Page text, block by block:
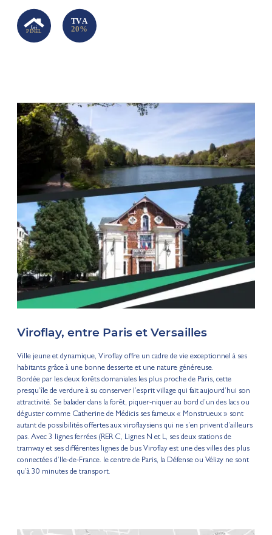
Viroflay, entre Paris et Versailles
Ville jeune et dynamique, Viroflay offre un cadre de vie exceptionnel à ses
habitants grâce à une bonne desserte et une nature généreuse.
Bordée par les deux forêts domaniales les plus proche de Paris, cette
presqu’île de verdure à su conserver l’esprit village qui fait aujourd’hui son
attractivité. Se balader dans la forêt, piquer-niquer au bord d’un des lacs ou
déguster comme Catherine de Médicis ses fameux « Monstrueux » sont
autant de possibilités offertes aux viroflaysiens qui ne s’en privent d’ailleurs
pas. Avec 3 lignes ferrées (RER C, Lignes N et L, ses deux stations de
tramway et ses différentes lignes de bus Viroflay est une des villes des plus
connectées d’Ile-de-France. le centre de Paris, la Défense ou Vélizy ne sont
qu’à 30 minutes de transport.